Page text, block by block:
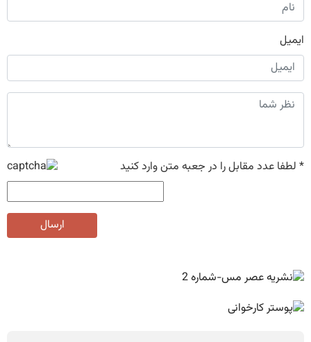
ایمیل
* لطفا عدد مقابل را در جعبه متن وارد کنید
ارسال